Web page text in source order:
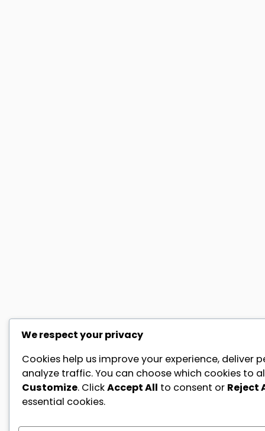
We respect your privacy
Cookies help us improve your experience, deliver
analyze traffic. You can choose which cookies to
Customize. ClickAccept All to consent or Reject
essential cookies.